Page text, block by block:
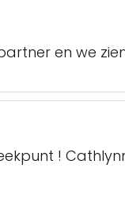
en we
!